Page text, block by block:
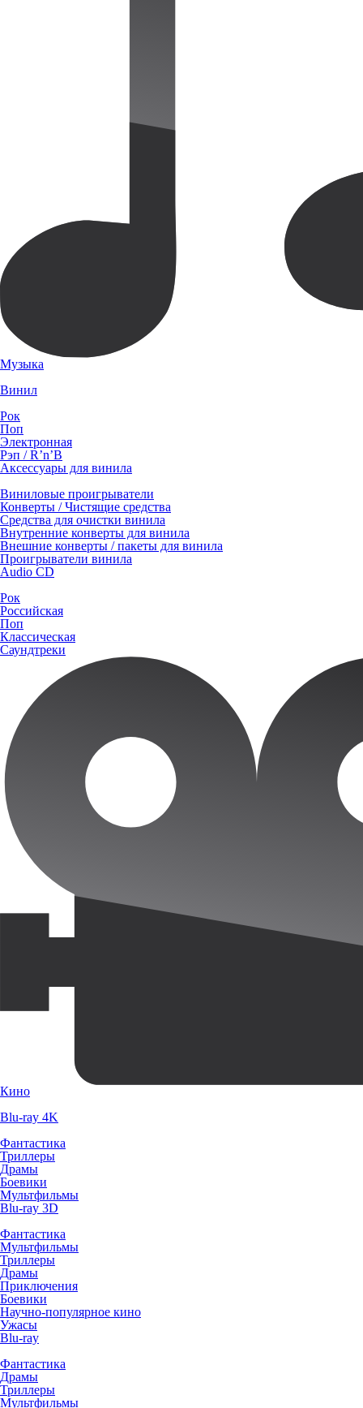
Музыка
Винил
Рок
Поп
Электронная
Рэп / R’n’B
Аксессуары для винила
Виниловые проигрыватели
Конверты / Чистящие средства
Средства для очистки винила
Внутренние конверты для винила
Внешние конверты / пакеты для винила
Проигрыватели винила
Audio CD
Рок
Российская
Поп
Классическая
Саундтреки
Кино
Blu-ray 4K
Фантастика
Триллеры
Драмы
Боевики
Мультфильмы
Blu-ray 3D
Фантастика
Мультфильмы
Триллеры
Драмы
Приключения
Боевики
Научно-популярное кино
Ужасы
Blu-ray
Фантастика
Драмы
Триллеры
Мультфильмы